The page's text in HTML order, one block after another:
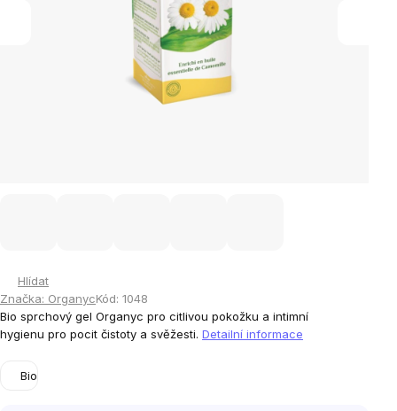
Hlídat
Značka: OrganycKód: 1048
Bio sprchový gel Organyc pro citlivou pokožku a intimní
hygienu pro pocit čistoty a svěžesti. Detailní informace
Bio